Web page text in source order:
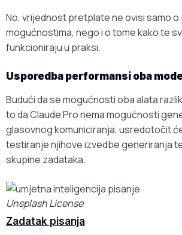
No, vrijednost pretplate ne ovisi samo o
mogućnostima, nego i o tome kako te
funkcioniraju u praksi.
Usporedba performansi oba
Budući da se mogućnosti oba alata
to da Claude Pro nema mogućnosti
glasovnog komuniciranja, usredotočit
testiranje njihove izvedbe generiranja
skupine zadataka.
Unsplash License
Zadatak pisanja